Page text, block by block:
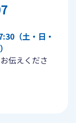
（土・日・
伝えくださ